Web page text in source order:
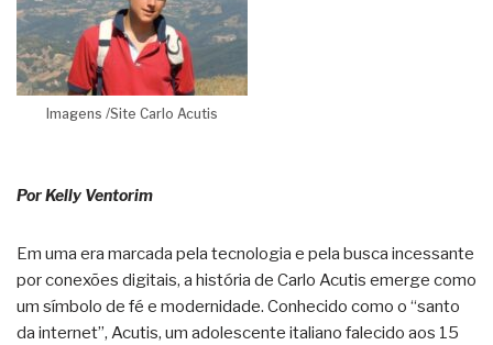
Imagens /Site Carlo Acutis
Por Kelly Ventorim
Em uma era marcada pela tecnologia e pela busca incessante
por conexões digitais, a história de Carlo Acutis emerge como
um símbolo de fé e modernidade. Conhecido como o “santo
da internet”, Acutis, um adolescente italiano falecido aos 15